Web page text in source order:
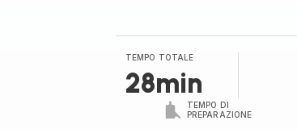
cinque
stelle
(media)
TEMPO TOTALE
28min
TEMPO DI
PREPARAZIONE